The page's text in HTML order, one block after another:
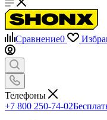
Сравнение0
Телефоны
+7 800 250-74-02